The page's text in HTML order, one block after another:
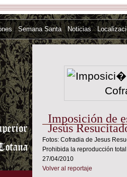
Semana Santa Noticias
Imposición de
Jesús
Fotos: Cofradia de Jesus
Prohibida la reproducción
27/04/2010
Volver al reportaje